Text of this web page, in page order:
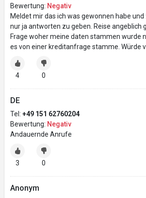
Bewertung: Negativ
Meldet mir das ich was gewonnen habe
nur ja antworten zu geben. Reise angeblich
Frage woher meine daten stammen wurde
es von einer kreditanfrage stamme. Würde
4 0
DE
Tel: +49 151 62760204
Bewertung: Negativ
Andauernde Anrufe
3 0
Anonym